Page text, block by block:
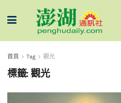
首頁 Tag 觀光
標籤:觀光